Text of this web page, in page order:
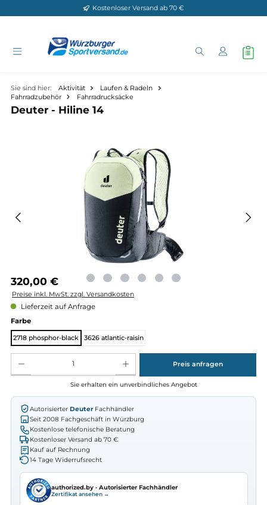
Zum Hauptinhalt springenKostenloser Versand ab 70 €
Sie sind hier: Aktivität
Laufen & Radeln
Fahrradzubehör
Fahrradrucksäcke
Bildergalerie überspringen
Regulärer Preis:
320,00 €
Lieferzeit auf Anfrage
Farbeauswählen
2718 phosphor-black 3626 atlantic-raisin
Produkt Anzahl: Gib den gewünschten Wert ein oder benutze die Schaltflächen um die
Sie erhalten ein unverbindliches Angebot
AutorisierterDeuter
Seit 2008 Fachgeschäft in Würzburg
Kostenlose telefonische Beratung
Kostenloser Versand ab 70 €
Kauf auf Rechnung